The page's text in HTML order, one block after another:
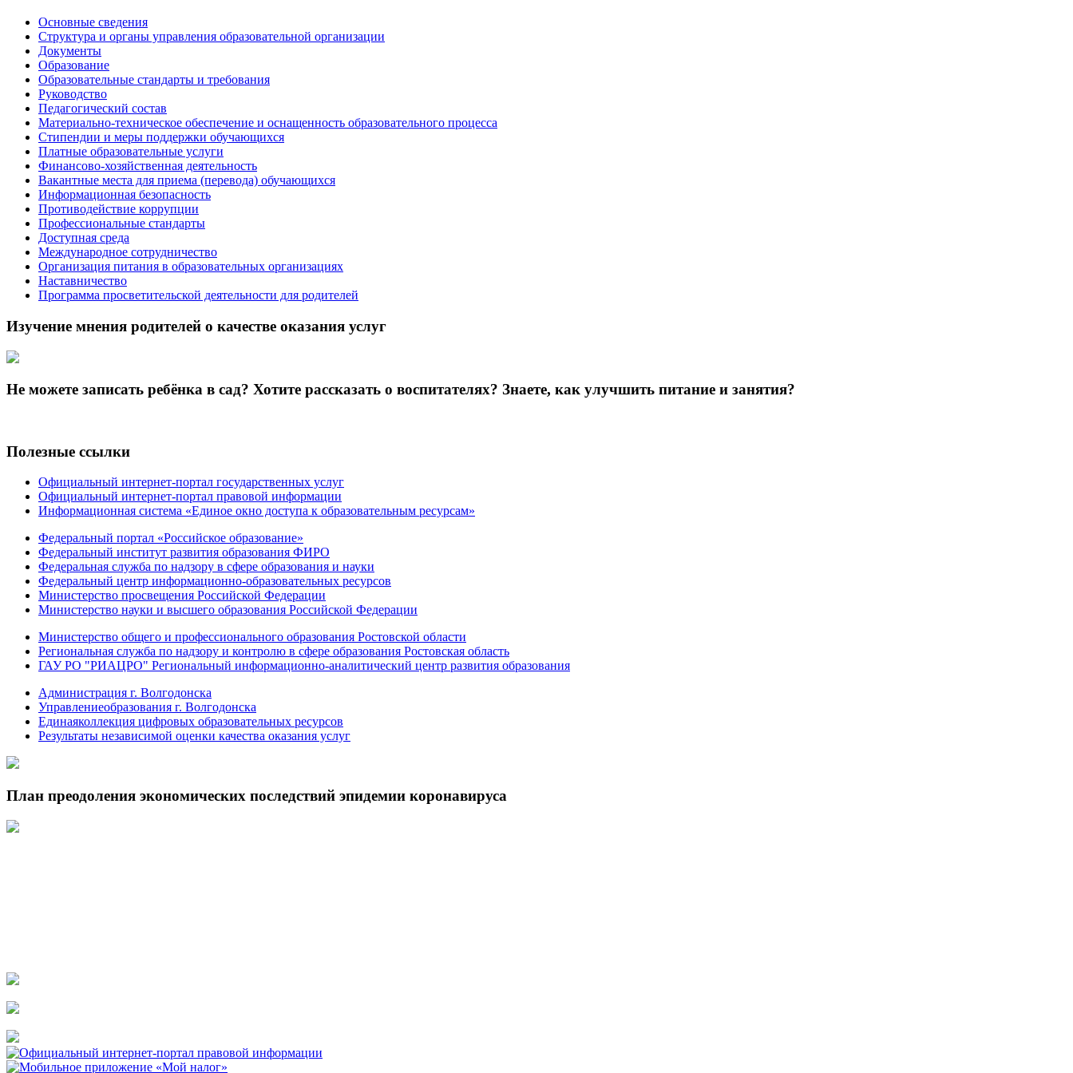
Основные сведения
Структура и органы управления образовательной организации
Документы
Образование
Образовательные стандарты и требования
Руководство
Педагогический состав
Материально-техническое обеспечение и оснащенность образовательного процесса
Стипендии и меры поддержки обучающихся
Платные образовательные услуги
Финансово-хозяйственная деятельность
Вакантные места для приема (перевода) обучающихся
Информационная безопасность
Противодействие коррупции
Профессиональные стандарты
Доступная среда
Международное сотрудничество
Организация питания в образовательных организациях
Наставничество
Программа просветительской деятельности для родителей
Изучение мнения родителей о качестве оказания услуг
Не можете записать ребёнка в сад? Хотите рассказать о воспитателях? Знаете, как улучшить питание и занятия?
Полезные ссылки
Официальный интернет-портал государственных услуг
Официальный интернет-портал правовой информации
Информационная система «Единое окно доступа к образовательным ресурсам»
Федеральный портал «Российское образование»
Федеральный институт развития образования ФИРО
Федеральная служба по надзору в сфере образования и науки
Федеральный центр информационно-образовательных ресурсов
Министерство просвещения Российской Федерации
Министерство науки и высшего образования Российской Федерации
Министерство общего и профессионального образования Ростовской области
Региональная служба по надзору и контролю в сфере образования Ростовская область
ГАУ РО "РИАЦРО" Региональный информационно-аналитический центр развития образования
Администрация г. Волгодонска
Управлениеобразования г. Волгодонска
Единаяколлекция цифровых образовательных ресурсов
Результаты независимой оценки качества оказания услуг
План преодоления экономических последствий эпидемии коронавируса